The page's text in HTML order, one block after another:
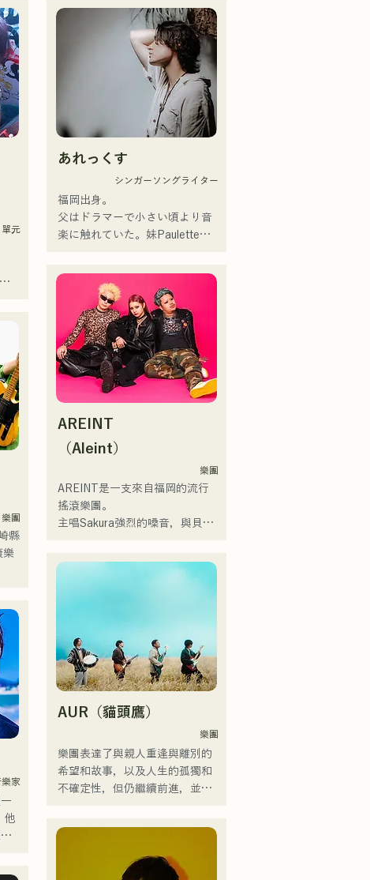
據
寶
士
出
單元
支
式
/
樂團
縣
樂
巡
樂家
他
音、樸實的歌詞和懷舊的旋律贏
得了不同年齡層觀眾的支持。成
員們充分發揮各自的個性，打造
出溫柔溫暖的音樂。
目前，他們主要在福岡等地的現
場音樂場所和戶外活動中演出，
同時也活躍於社群媒體上發布和
あれっくす
シンガーソングライター
福岡出身。
父はドラマーで小さい頃より音
楽に触れていた。妹Pauletteも
クファミリー。
10代後半にアメリカへ4年半留
学。
現在はLOVE FMの"music
×serendipity"でラジオDJを務め
る。
またアーティストの傍、モデル
界的有名なオーディション番組
「ブリテンズゴットタレント」
デンブザーを獲得し、その後ス
ペインのゴットタレントでもゴ
ールデンブザーを獲得した、ノ
ボせもんなべの応援歌「ゴール
時代の心友とコライトした本格
フルアルバム「ONE BIG
FAMILY」を2025.12.31にリリ
ースし、iTunesカントリーアル
バムで初登場5位、その後3位を
獲得。
日本テレビ「笑ってこらえ
て」、FBS「福岡くん。」、
「発見らくちゃく！」や
FUKUOKA STREET PARTY、
Hannibal Halloween Music
Summer Boostイベントステー
World cup2019 Public viewing、
競輪日本一ダービーの場内アナ
AREINT
（Aleint）
樂團
AREINT是一支來自福岡的流行
搖滾樂團。
主唱Sakura強烈的嗓音，與貝斯
被選為「KBC Radio Hawks Live
2024」的片頭曲。
AUR（貓頭鷹）
樂團
樂團表達了與親人重逢與離別的
希望和故事，以及人生的孤獨和
不確定性，但仍繼續前進，並將